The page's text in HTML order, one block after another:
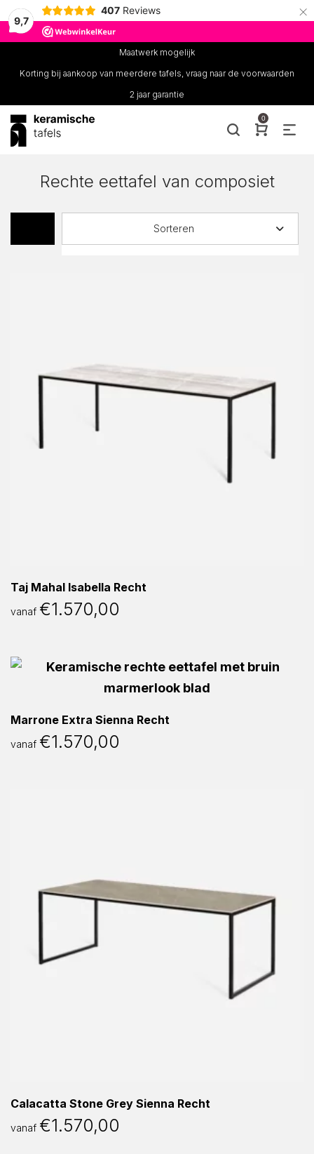
9,7
407 Reviews ×
Maatwerk mogelijk
Korting bij aankoop van meerdere tafels, vraag naar de voorwaarden
2 jaar garantie
0
Rechte eettafel van composiet
Sorteren
Taj Mahal Isabella Recht
vanaf €1.570,00
Marrone Extra Sienna Recht
vanaf €1.570,00
Calacatta Stone Grey Sienna Recht
vanaf €1.570,00